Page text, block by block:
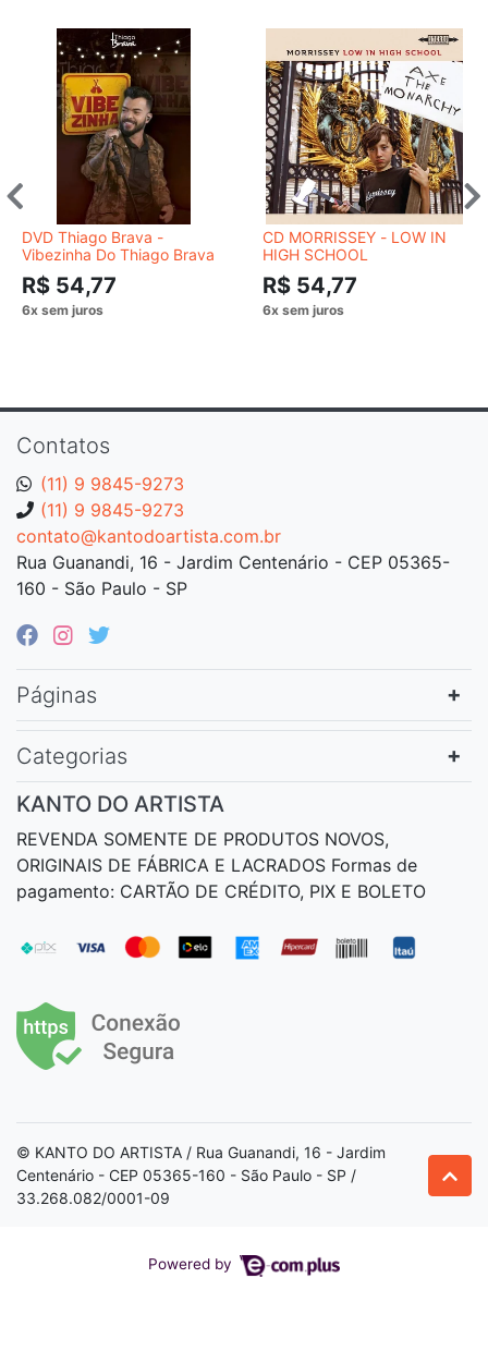
DVD Thiago Brava -
Vibezinha Do Thiago Brava
R$ 54,77
CD MORRISSEY - LOW IN
HIGH SCHOOL
R$ 54,77
Contatos
(11) 9 9845-9273
(11) 9 9845-9273
contato@kantodoartista.com.br
Rua Guanandi, 16 - Jardim Centenário - CEP 05365-
160 - São Paulo - SP
Páginas
Categorias
KANTO DO ARTISTA
REVENDA SOMENTE DE PRODUTOS NOVOS,
ORIGINAIS DE FÁBRICA E LACRADOS Formas de
pagamento: CARTÃO DE CRÉDITO, PIX E BOLETO
© KANTO DO ARTISTA / Rua Guanandi, 16 - Jardim
Centenário - CEP 05365-160 - São Paulo - SP /
33.268.082/0001-09
Powered by